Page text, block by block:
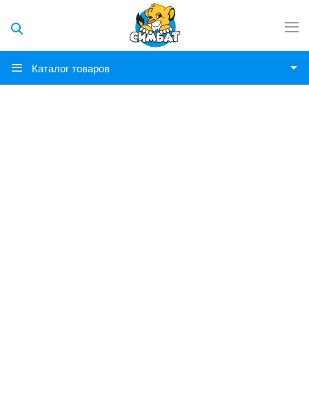
Каталог товаров